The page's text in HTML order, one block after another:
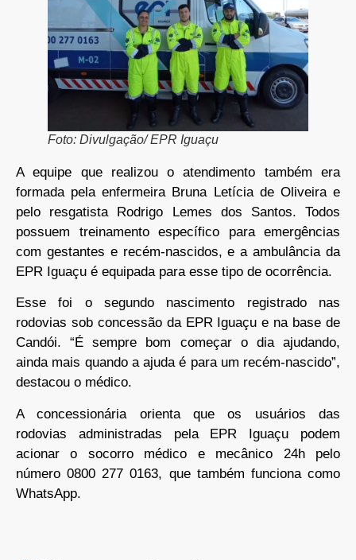
Foto: Divulgação/ EPR Iguaçu
A equipe que realizou o atendimento também era
formada pela enfermeira Bruna Letícia de Oliveira e
pelo resgatista Rodrigo Lemes dos Santos. Todos
possuem treinamento específico para emergências
com gestantes e recém-nascidos, e a ambulância da
EPR Iguaçu é equipada para esse tipo de ocorrência.
Esse foi o segundo nascimento registrado nas
rodovias sob concessão da EPR Iguaçu e na base de
Candói. “É sempre bom começar o dia ajudando,
ainda mais quando a ajuda é para um recém-nascido”,
destacou o médico.
A concessionária orienta que os usuários das
rodovias administradas pela EPR Iguaçu podem
acionar o socorro médico e mecânico 24h pelo
número 0800 277 0163, que também funciona como
WhatsApp.